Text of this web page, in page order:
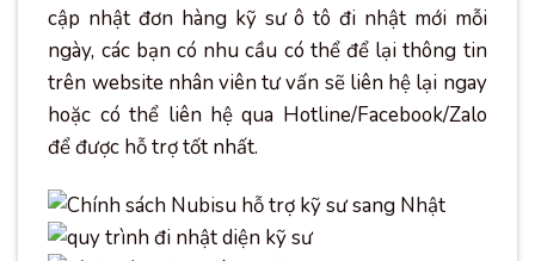
cập nhật đơn hàng kỹ sư ô tô đi nhật mới mỗi
ngày, các bạn có nhu cầu có thể để lại thông tin
trên website nhân viên tư vấn sẽ liên hệ lại ngay
hoặc có thể liên hệ qua Hotline/Facebook/Zalo
để được hỗ trợ tốt nhất.